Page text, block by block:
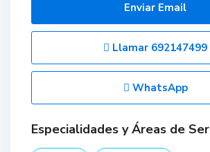
Enviar Email
Llamar 692147499
WhatsApp
Especialidades y Áreas de